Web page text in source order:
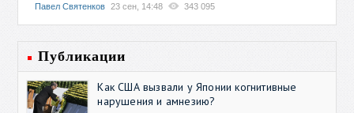
Павел Святенков 23 сен, 14:48 343 095
Публикации
Как США вызвали у Японии когнитивные
нарушения и амнезию?